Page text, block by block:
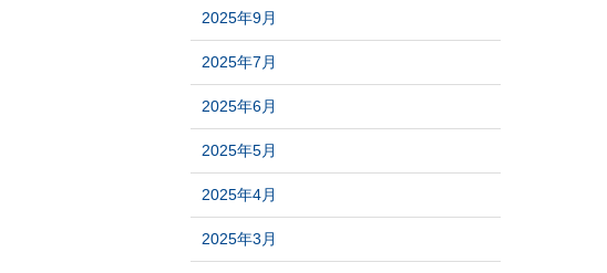
2025年9月
2025年7月
2025年6月
2025年5月
2025年4月
2025年3月